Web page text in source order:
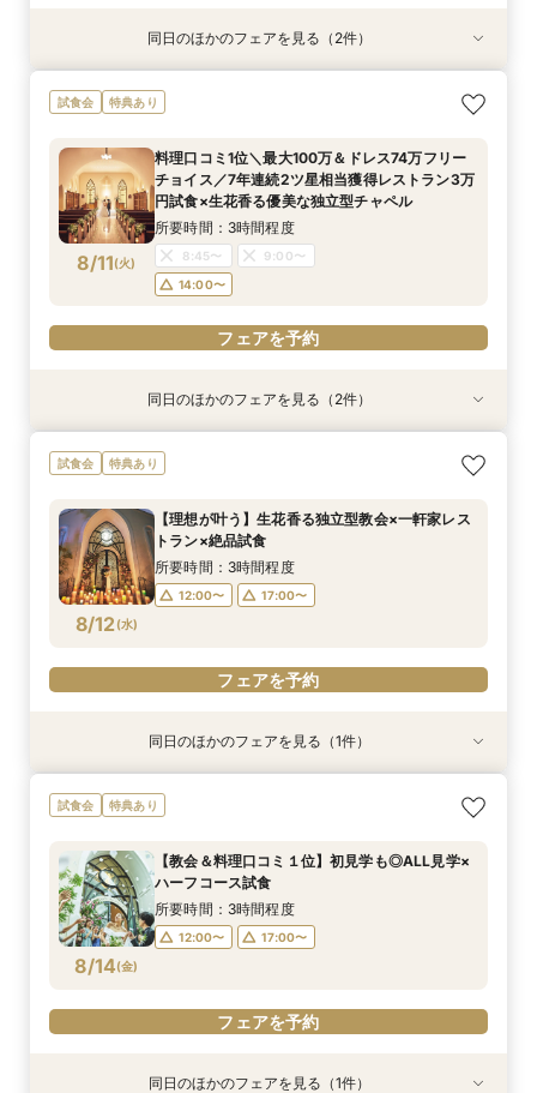
8/9(日)
《挙式のみ＊2名～》51万で叶う*憧れの独立型
チャペルで本格挙式
14:00〜 17:30〜
フェアを予約
8/9(日)
《週末夜限定》生花の香る独立型チャペル体験×
見積り＆日程相談
17:30〜 18:00〜
フェアを予約
同日のほかのフェアを見る（2件）
試食会 特典あり
8/11(火)
料理口コミ1位＼最大100万＆ドレス74万フリー
チョイス／7年連続2ツ星相当獲得レストラン3万
円試食×生花香る優美な独立型チャペル
所要時間：3時間程度
8:45〜
9:00〜
14:00〜
フェアを予約
8/11(火)
《挙式のみ＊2名～》51万で叶う*憧れの独立型
チャペルで本格挙式
14:00〜 17:30〜
8/11(火)
《週末夜限定》生花の香る独立型チャペル体験×
見積り＆日程相談
17:30〜 18:00〜
同日のほかのフェアを見る（2件）
試食会 特典あり
8/12(水)
【理想が叶う】生花香る独立型教会×一軒家レス
トラン×絶品試食
所要時間：3時間程度
12:00〜 17:00〜
フェアを予約
8/12(水)
《挙式のみ＊2名～》51万で叶う*憧れの独立型
チャペルで本格挙式
12:00〜
14:00〜
16:00〜
18:00〜
同日のほかのフェアを見る（1件）
試食会 特典あり
8/14(金)
【教会＆料理口コミ１位】初見学も◎ALL見学×
ハーフコース試食
所要時間：3時間程度
12:00〜 17:00〜
フェアを予約
同日のほかのフェアを見る（1件）